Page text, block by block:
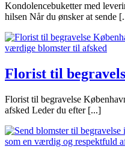
Kondolencebuketter med
hilsen Når du ønsker at sende
Florist til
Florist til begravelse
afsked Leder du efter [...]